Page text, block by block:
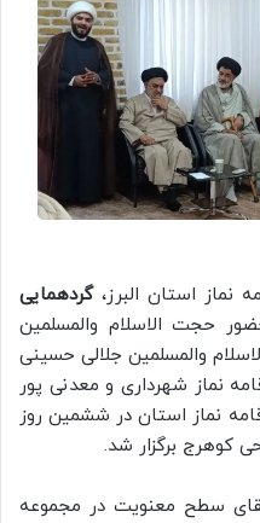
نماز استان البرز،گردهمایی
حجت الاسلام والمسلمین
والمسلمین جلالی حسینی
نماز شهرداری و معدنی پور
نماز استان در ششمین روز
کوهرج برگزار شد.
سطح معنویت در مجموعه